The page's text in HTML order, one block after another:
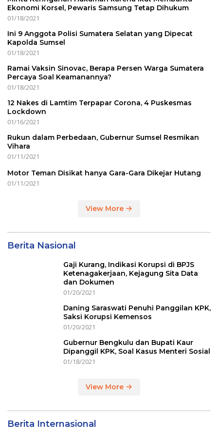
Ekonomi Korsel, Pewaris Samsung Tetap Dihukum
01/18/2021
Ini 9 Anggota Polisi Sumatera Selatan yang Dipecat
Kapolda Sumsel
01/18/2021
Ramai Vaksin Sinovac, Berapa Persen Warga Sumatera
Percaya Soal Keamanannya?
01/18/2021
12 Nakes di Lamtim Terpapar Corona, 4 Puskesmas
Lockdown
01/16/2021
Rukun dalam Perbedaan, Gubernur Sumsel Resmikan
Vihara
01/11/2021
Motor Teman Disikat hanya Gara-Gara Dikejar Hutang
01/11/2021
View More
Berita Nasional
Gaji Kurang, Indikasi Korupsi di BPJS
Ketenagakerjaan, Kejagung Sita Data
dan Dokumen
01/20/2021
Daning Saraswati Penuhi Panggilan KPK,
Saksi Korupsi Kemensos
01/20/2021
Gubernur Bengkulu dan Bupati Kaur
Dipanggil KPK, Soal Kasus Menteri Sosial
01/18/2021
View More
Berita Internasional